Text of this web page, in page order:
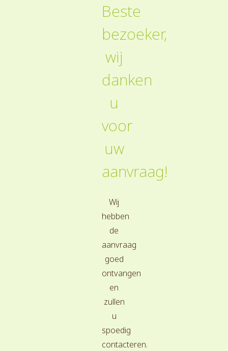
Beste
bezoeker,
wij
danken
u
voor
uw
aanvraag!
Wij
hebben
de
aanvraag
goed
ontvangen
en
zullen
u
spoedig
contacteren.